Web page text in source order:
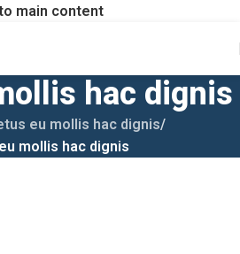
main content
hac dignis
eu mollis hac dignis/
mollis hac dignis